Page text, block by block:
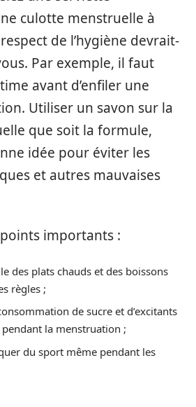
culotte menstruelle à
de l’hygiène devrait-
Par exemple, il faut
avant d’enfiler une
Utiliser un savon sur la
que soit la formule,
idée pour éviter les
et autres mauvaises
importants :
des plats chauds et des boissons
règles ;
de sucre et d’excitants
la menstruation ;
du sport même pendant les